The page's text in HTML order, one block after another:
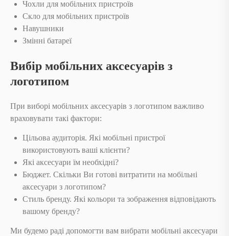
Чохли для мобільних пристроїв
Скло для мобільних пристроїв
Навушники
Змінні батареї
Вибір мобільних аксесуарів з
логотипом
При виборі мобільних аксесуарів з логотипом важливо
враховувати такі фактори:
Цільова аудиторія. Які мобільні пристрої
використовують ваші клієнти?
Які аксесуари їм необхідні?
Бюджет. Скільки Ви готові витратити на мобільні
аксесуари з логотипом?
Стиль бренду. Які кольори та зображення відповідають
вашому бренду?
Ми будемо раді допомогти вам вибрати мобільні аксесуари